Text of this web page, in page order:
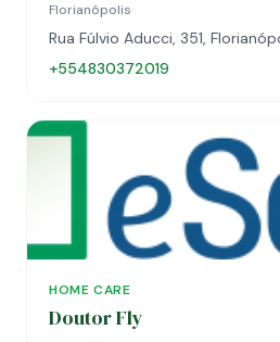
Florianópolis
Rua Fúlvio Aducci, 351,
+554830372019
HOME CARE
Doutor Fly